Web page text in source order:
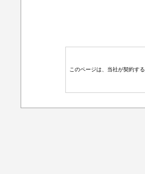
このページは、当社が契約する